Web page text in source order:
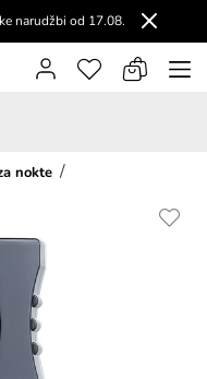
narudžbi od 17.08.
nokte